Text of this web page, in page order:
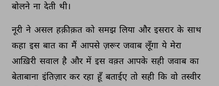
बोलने ना देती थी।
नूरी ने असल हक़ीक़त को समझ लिया और इसरार के साथ
कहा इस बात का मैं आपसे ज़रूर जवाब लूँगा ये मेरा
आख़िरी सवाल है और में इस वक़्त आपके सही जवाब का
बेताबाना इंतिज़ार कर रहा हूँ बताईए तो सही कि वो तस्वीर